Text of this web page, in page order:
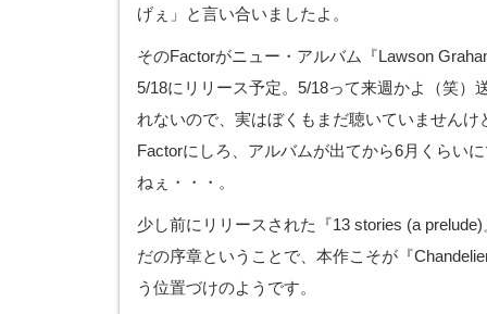
げぇ」と言い合いましたよ。
そのFactorがニュー・アルバム『Lawson
5/18にリリース予定。5/18って来週かよ（笑）
れないので、実はぼくもまだ聴いていません
Factorにしろ、アルバムが出てから6月くらい
ねぇ・・・。
少し前にリリースされた『13 stories (a
だの序章ということで、本作こそが『
う位置づけのようです。